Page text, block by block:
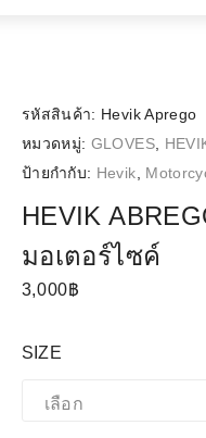
รหัสสินค้า: Hevik Aprego
หมวดหมู่: GLOVES,
ป้ายกำกับ: Hevik,
HEVIK
มอเตอร์ไซค์
3,000฿
SIZE